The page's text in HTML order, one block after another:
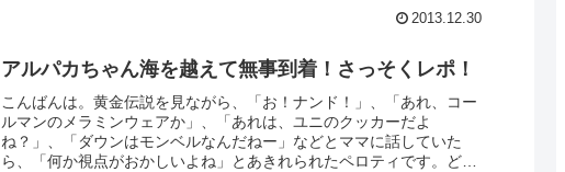
2013.12.30
アルパカちゃん海を越えて無事到着！さっそくレポ！
こんばんは。黄金伝説を見ながら、「お！ナンド！」、「あれ、コー
ルマンのメラミンウェアか」、「あれは、ユニのクッカーだよ
ね？」、「ダウンはモンベルなんだねー」などとママに話していた
ら、「何か視点がおかしいよね」とあきれられたペロティです。ど